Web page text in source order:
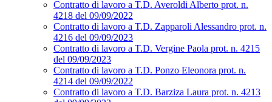
Contratto di lavoro a T.D. Averoldi Alberto prot. n.
4218 del 09/09/2022
Contratto di lavoro a T.D. Zapparoli Alessandro prot. n.
4216 del 09/09/2023
Contratto di lavoro a T.D. Vergine Paola prot. n. 4215
del 09/09/2023
Contratto di lavoro a T.D. Ponzo Eleonora prot. n.
4214 del 09/09/2022
Contratto di lavoro a T.D. Barziza Laura prot. n. 4213